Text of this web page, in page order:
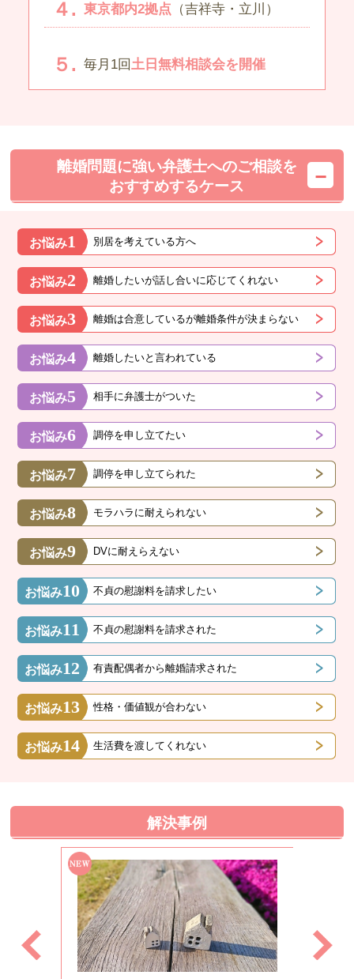
東京都内2拠点 （吉祥寺・立川）
毎月1回 土日無料相談会を開催
離婚問題に強い弁護士へのご相談を
おすすめするケース
お悩み1 別居を考えている方へ
お悩み2 離婚したいが話し合いに応じてくれない
お悩み3 離婚は合意しているが離婚条件が決まらない
お悩み4 離婚したいと言われている
お悩み5 相手に弁護士がついた
お悩み6 調停を申し立てたい
お悩み7 調停を申し立てられた
お悩み8 モラハラに耐えられない
お悩み9 DVに耐えらえない
お悩み10 不貞の慰謝料を請求したい
お悩み11 不貞の慰謝料を請求された
お悩み12 有責配偶者から離婚請求された
お悩み13 性格・価値観が合わない
お悩み14 生活費を渡してくれない
解決事例